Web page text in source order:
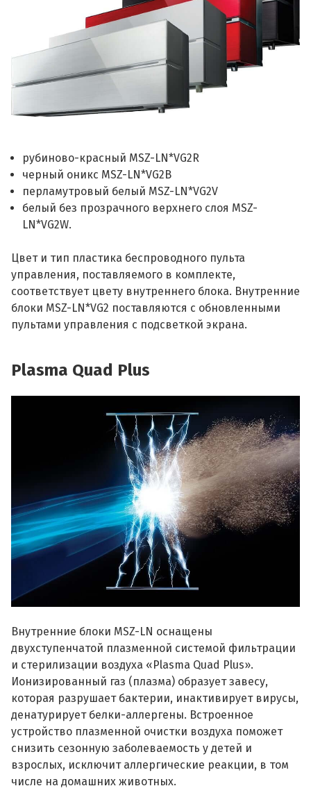
рубиново-красный MSZ-LN*VG2R
черный оникс MSZ-LN*VG2B
перламутровый белый MSZ-LN*VG2V
белый без прозрачного верхнего слоя MSZ-
LN*VG2W.
Цвет и тип пластика беспроводного пульта
управления, поставляемого в комплекте,
соответствует цвету внутреннего блока. Внутренние
блоки MSZ-LN*VG2 поставляются с обновленными
пультами управления с подсветкой экрана.
Plasma Quad Plus
Внутренние блоки MSZ-LN оснащены
двухступенчатой плазменной системой фильтрации
и стерилизации воздуха «Plasma Quad Plus».
Ионизированный газ (плазма) образует завесу,
которая разрушает бактерии, инактивирует вирусы,
денатурирует белки-аллергены. Встроенное
устройство плазменной очистки воздуха поможет
снизить сезонную заболеваемость у детей и
взрослых, исключит аллергические реакции, в том
числе на домашних животных.